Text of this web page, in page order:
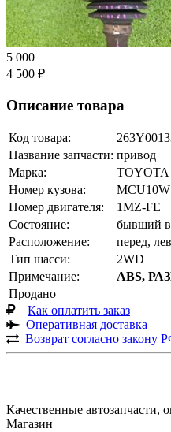
5 000
4 500 ₽
Описание товара
Код товара:
Название запчасти: привод
Марка:
TOYOTA
Номер кузова:
MCU10W
Номер двигателя:
1MZ-FE
Состояние:
бывший в
Расположение:
перед,
Тип шасси:
2WD
Примечание:
ABS,
Продано
Как оплатить заказ
Оперативная доставка
Возврат согласно закону
Качественные автозапчасти,
Магазин